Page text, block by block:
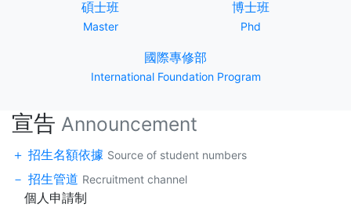
碩士班
Master
博士班
Phd
國際專修部
International Foundation Program
宣告 Announcement
招生名額依據 Source of student numbers
招生管道 Recruitment channel
個人申請制